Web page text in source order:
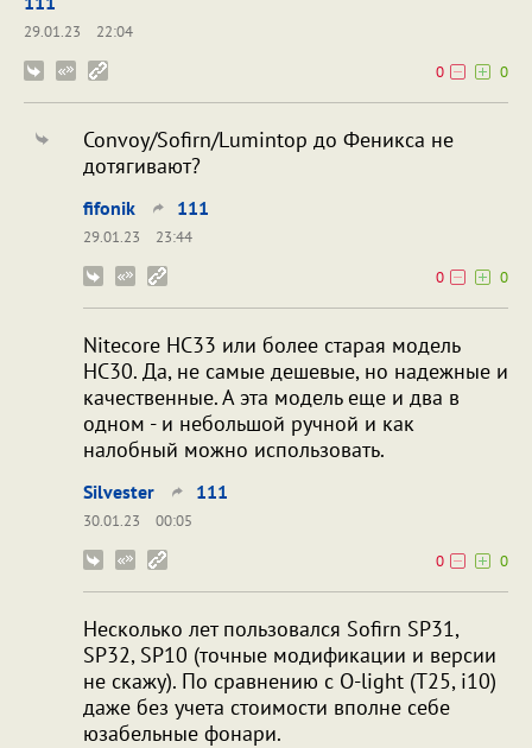
29.01.23
22:04
0
0
Convoy/Sofirn/Lumintop до Феникса не
дотягивают?
fifonik 111
29.01.23
23:44
0
0
Nitecore HC33 или более старая модель
HC30. Да, не самые дешевые, но надежные и
качественные. А эта модель еще и два в
одном - и небольшой ручной и как
налобный можно использовать.
Silvester 111
30.01.23
00:05
0
0
Несколько лет пользовался Sofirn SP31,
SP32, SP10 (точные модификации и версии
не скажу). По сравнению с O-light (T25, i10)
даже без учета стоимости вполне себе
юзабельные фонари.